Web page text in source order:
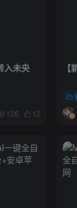
入未央
126 12